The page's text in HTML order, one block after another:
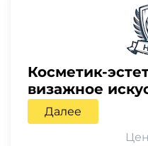
Косметик-
визажное
Далее